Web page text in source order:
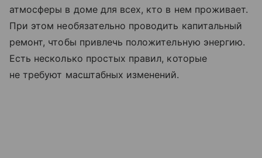
атмосферы в доме для всех, кто в нем проживает.
При этом необязательно проводить капитальный
ремонт, чтобы привлечь положительную энергию.
Есть несколько простых правил, которые
не требуют масштабных изменений.